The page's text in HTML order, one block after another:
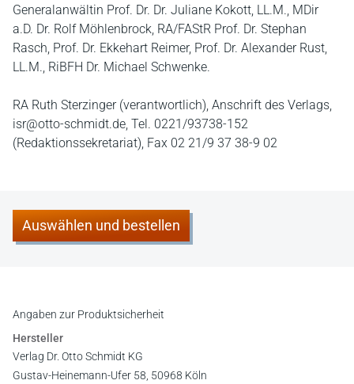
Generalanwältin Prof. Dr. Dr. Juliane Kokott, LL.M., MDir
a.D. Dr. Rolf Möhlenbrock, RA/FAStR Prof. Dr. Stephan
Rasch, Prof. Dr. Ekkehart Reimer, Prof. Dr. Alexander Rust,
LL.M., RiBFH Dr. Michael Schwenke.
RA Ruth Sterzinger (verantwortlich), Anschrift des Verlags,
isr@otto-schmidt.de, Tel. 0221/93738-152
(Redaktionssekretariat), Fax 02 21/9 37 38-9 02
Auswählen und bestellen
Angaben zur Produktsicherheit
Hersteller
Verlag Dr. Otto Schmidt KG
Gustav-Heinemann-Ufer 58, 50968 Köln